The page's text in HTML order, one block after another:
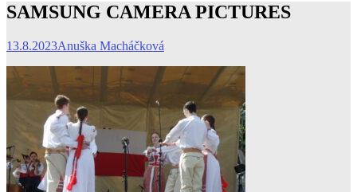
SAMSUNG CAMERA PICTURES
13.8.2023Anuška Macháčková